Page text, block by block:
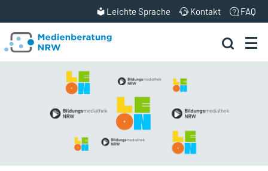
Leichte Sprache Kontakt FAQ